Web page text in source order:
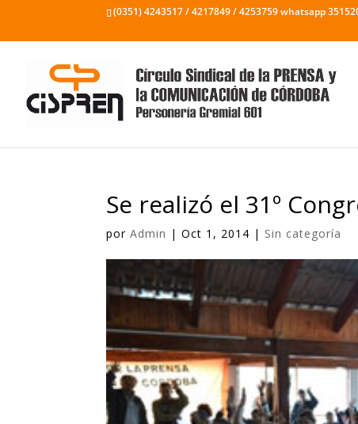
(0351) 4243517 / 4217849 / 4253759 whatsapp
Se realizó el 31º
porAdmin |Oct 1, 2014 | Sin categoría